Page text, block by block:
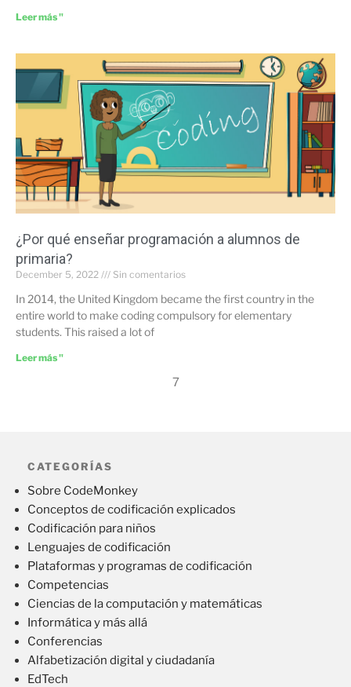
Leer más "
¿Por qué enseñar programación a alumnos de
primaria?
December 5, 2022 Sin comentarios
In 2014, the United Kingdom became the first country in the
entire world to make coding compulsory for elementary
students. This raised a lot of
Leer más "
7
CATEGORÍAS
Sobre CodeMonkey
Conceptos de codificación explicados
Codificación para niños
Lenguajes de codificación
Plataformas y programas de codificación
Competencias
Ciencias de la computación y matemáticas
Informática y más allá
Conferencias
Alfabetización digital y ciudadanía
EdTech